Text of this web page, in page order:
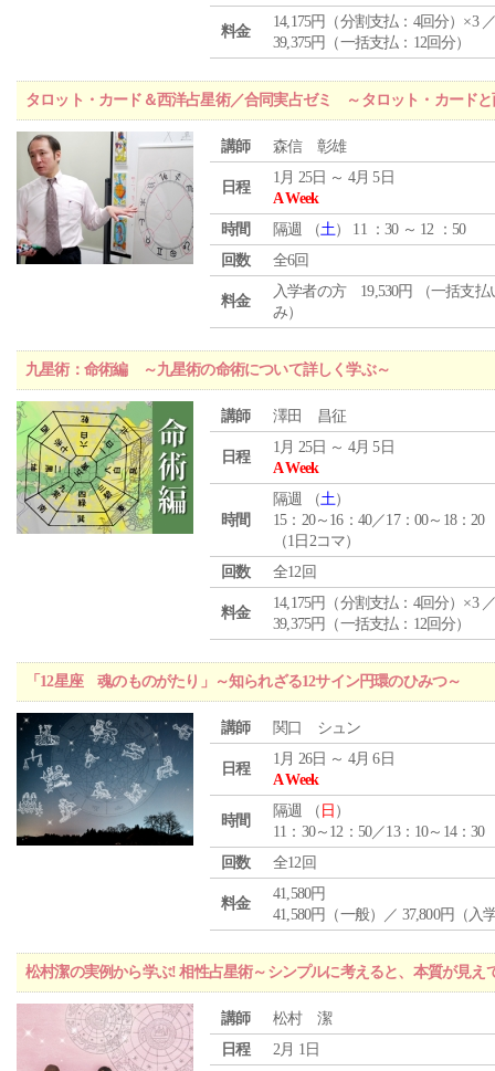
料金
14,175円（分割支払：4回分）×3
39,375円（一括支払：12回分）
タロット・カード＆西洋占星術／合同実占ゼミ ～タロット・カード
講師 森信 彰雄
日程
1月 25日 ～ 4月 5日
A Week
時間
隔週 （土） 11 ：30 ～ 12 ：50
回数
全6回
料金
入学者の方 19,530円 （一括支払
み）
九星術：命術編 ～九星術の命術について詳しく学ぶ～
講師 澤田 昌征
日程
1月 25日 ～ 4月 5日
A Week
時間
隔週 （土）
15：20～16：40／17：00～18：20
（1日2コマ）
回数
全12回
料金
14,175円（分割支払：4回分）×3
39,375円（一括支払：12回分）
「12星座 魂のものがたり」～知られざる12サイン円環のひみつ～
講師 関口 シュン
日程
1月 26日 ～ 4月 6日
A Week
時間
隔週 （ 日 ）
11：30～12：50／13：10～14：30
回数
全12回
料金
41,580円
41,580円（一般）／ 37,800円（入
松村潔の実例から学ぶ! 相性占星術～シンプルに考えると、本質が見え
講師
松村 潔
日程
2月 1日